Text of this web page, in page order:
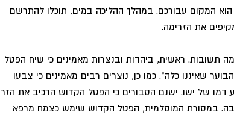
המקום עבורכם. במהלך ההליכה במים, תוכלו להתרשם
את הזרימה.
תשובות. ראשית, ביהדות ובנצרות מאמינים כי שיח הפטל
שאיננו כלה". כמו כן, נוצרים רבים מאמינים כי צבעו
של ישו. ישנם הסבורים כי הפטל הקדוש הרכיב את הזר
במסורת המוסלמית, הפטל הקדוש שימש כצמח מרפא